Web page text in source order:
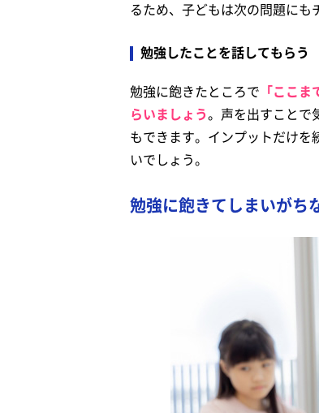
るため、子どもは次の問題にも
勉強したことを話してもらう
勉強に飽きたところで 「ここ
らいましょう。声を出すことで
もできます。インプットだけ
いでしょう。
勉強に飽きてしまいがち